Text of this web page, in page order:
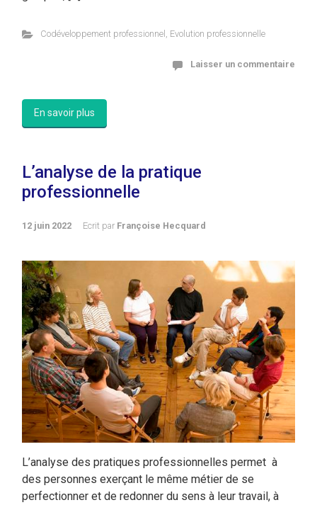
Codéveloppement professionnel , Evolution professionnelle
Laisser un commentaire
En savoir plus
L’analyse de la pratique
professionnelle
12 juin 2022 Ecrit par Françoise Hecquard
L’analyse des pratiques professionnelles permet à
des personnes exerçant le même métier de se
perfectionner et de redonner du sens à leur travail, à